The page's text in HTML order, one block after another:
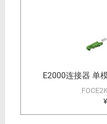
E2000连接器 单